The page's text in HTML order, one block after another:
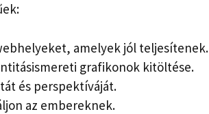
amelyek jól teljesítenek.
grafikonok kitöltése.
és perspektíváját.
az embereknek.